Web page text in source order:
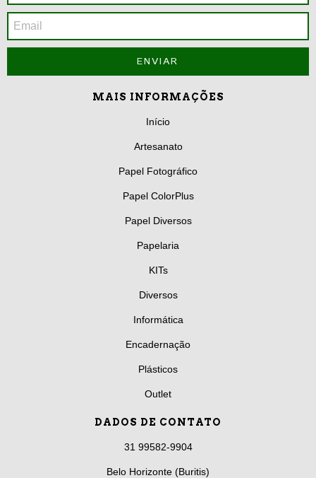
MAIS INFORMAÇÕES
Início
Artesanato
Papel Fotográfico
Papel ColorPlus
Papel Diversos
Papelaria
KITs
Diversos
Informática
Encadernação
Plásticos
Outlet
DADOS DE CONTATO
31 99582-9904
Belo Horizonte (Buritis)